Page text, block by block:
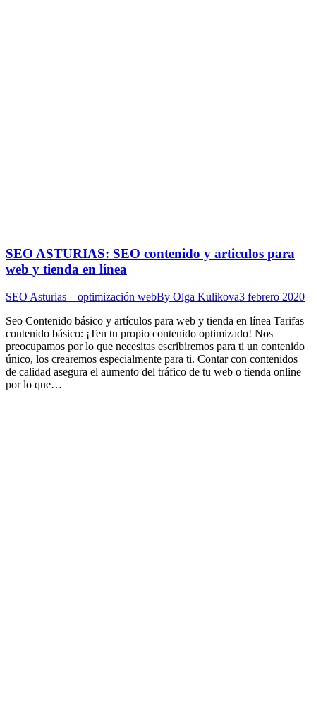
SEO ASTURIAS: SEO contenido y articulos para
web y tienda en línea
SEO Asturias – optimización webBy Olga Kulikova3 febrero 2020
Seo Contenido básico y artículos para web y tienda en línea Tarifas
contenido básico: ¡Ten tu propio contenido optimizado! Nos
preocupamos por lo que necesitas escribiremos para ti un contenido
único, los crearemos especialmente para ti. Contar con contenidos
de calidad asegura el aumento del tráfico de tu web o tienda online
por lo que…